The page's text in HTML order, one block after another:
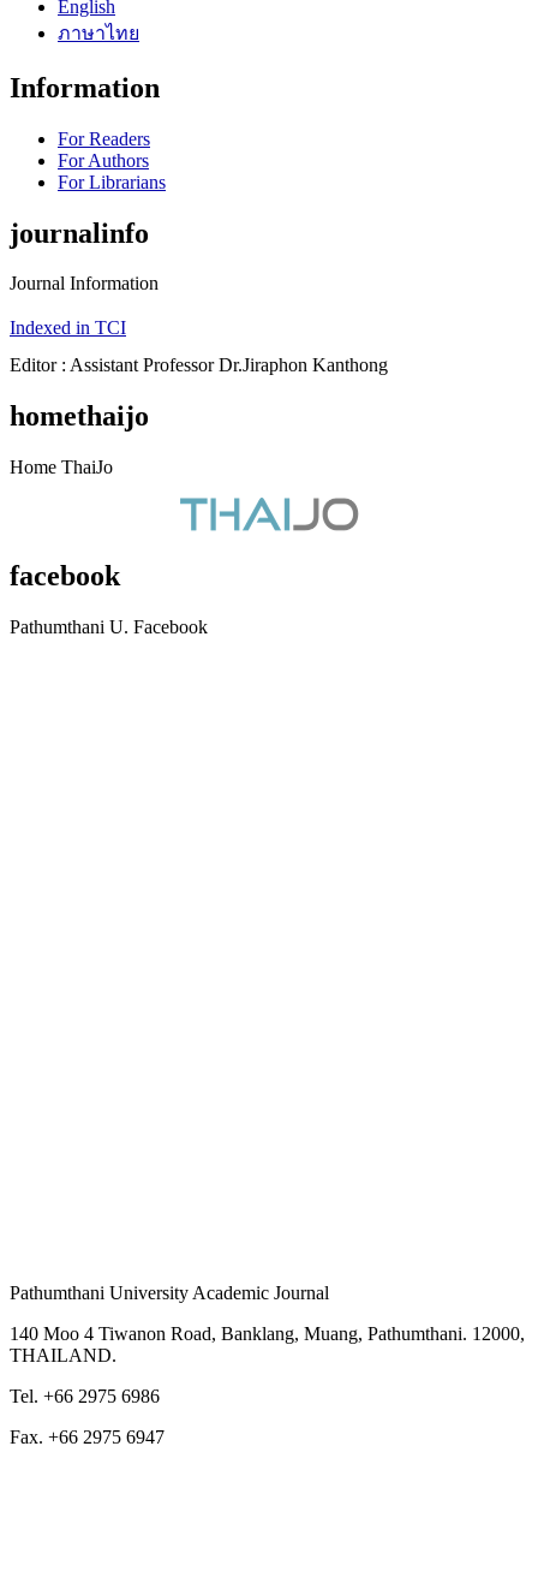
English
ภาษาไทย
Information
For Readers
For Authors
For Librarians
journalinfo
Journal Information
Indexed in TCI
Editor : Assistant Professor Dr.Jiraphon Kanthong
homethaijo
Home ThaiJo
facebook
Pathumthani U. Facebook
Pathumthani University Academic Journal
140 Moo 4 Tiwanon Road, Banklang, Muang, Pathumthani. 12000,
THAILAND.
Tel. +66 2975 6986
Fax. +66 2975 6947